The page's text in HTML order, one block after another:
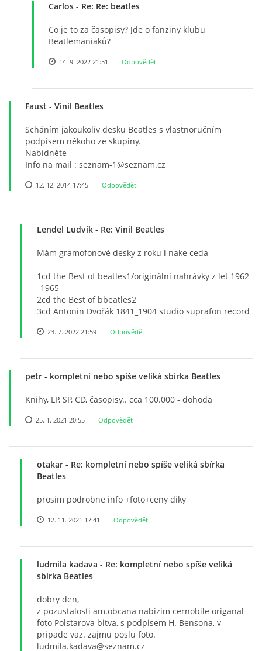
DISKOGRAFIE - BOOTLEGY V
DISKOGRAFIE - BOOTLEGY VI
DISKOGRAFIE - LP ROZHOVORY
NAHRÁVACÍ FREKVENCE
JOHN LENNON - KONCERTY
PAUL MCCARTNEY - SINGLY
PAUL MCCARTNEY - ALBA
PAUL MCCARTNEY - KONCERTY
GEORGE HARRISON - ALBA
GEORGE HARRISON - KONCERTY
RINGO STARR - SINGLY
RINGO STARR - ALBA
Carlos - Re: Re: beatles
Co je to za časopisy? Jde o fanziny klubu
Beatlemaniaků?
14. 9. 2022 21:51 Odpovědět
Faust - Vinil Beatles
Scháním jakoukoliv desku Beatles s vlastnoručním
podpisem někoho ze skupiny.
Nabídněte
Info na mail : seznam-1@seznam.cz
12. 12. 2014 17:45 Odpovědět
Lendel Ludvík - Re: Vinil Beatles
Mám gramofonové desky z roku i nake ceda
1cd the Best of beatles1/originální nahrávky z let 1962
_1965
2cd the Best of bbeatles2
3cd Antonin Dvořák 1841_1904 studio suprafon record
23. 7. 2022 21:59 Odpovědět
petr - kompletní nebo spíše veliká sbírka Beatles
Knihy, LP, SP, CD, časopisy.. cca 100.000 - dohoda
25. 1. 2021 20:55 Odpovědět
otakar - Re: kompletní nebo spíše veliká sbírka
Beatles
prosim podrobne info +foto+ceny diky
12. 11. 2021 17:41 Odpovědět
ludmila kadava - Re: kompletní nebo spíše veliká
sbírka Beatles
dobry den,
z pozustalosti am.obcana nabizim cernobile origanal
foto Polstarova bitva, s podpisem H. Bensona, v
pripade vaz. zajmu poslu foto.
ludmila.kadava@seznam.cz